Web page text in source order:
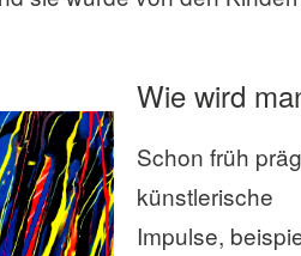
Wie wird
Schon früh
künstlerische
Impulse,